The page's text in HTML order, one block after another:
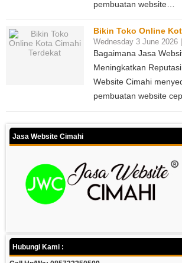
pembuatan website…
Bikin Toko Online
Wednesday 3 June 2026 |
Bagaimana Jasa
Meningkatkan
Website Cimahi
pembuatan website
Jasa Website Cimahi
Hubungi Kami :